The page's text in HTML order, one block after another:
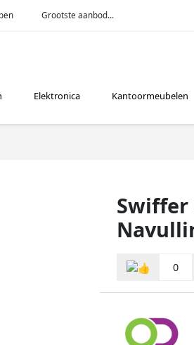
Grootste aanbod...
Elektronica Kantoormeubelen
Swiffer
0